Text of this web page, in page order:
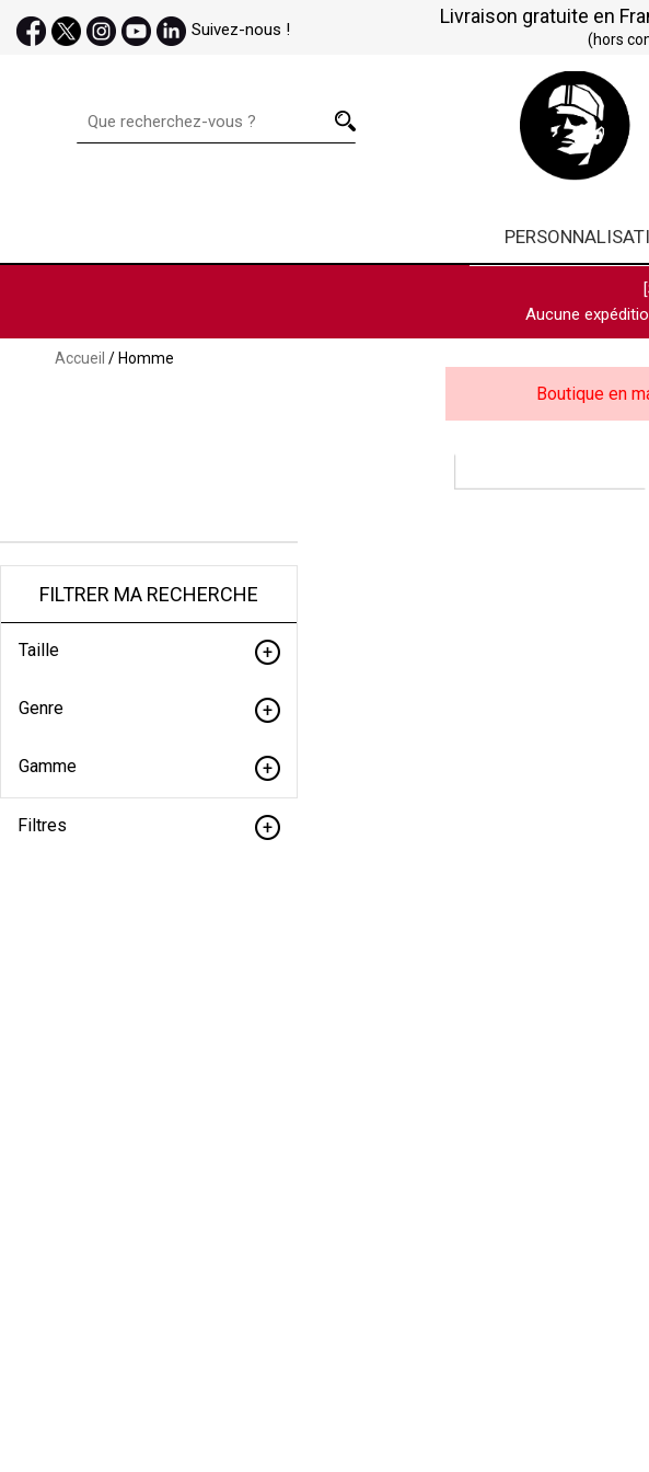
Suivez-nous !
Livraison gratuite en
(hors
Aucune
Accueil / Homme
Boutique en
FILTRER MA RECHERCHE
Taille
Genre
Gamme
Filtres